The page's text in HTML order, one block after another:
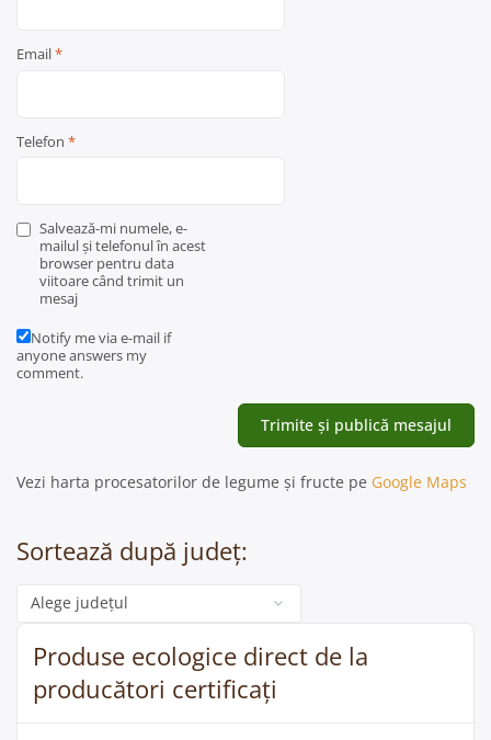
Email*
Telefon *
Salvează-mi numele, e-
mailul și telefonul în acest
browser pentru data
viitoare când trimit un
mesaj
Notify me via e-mail if
anyone answers my
comment.
Vezi harta procesatorilor de legume și fructe pe Google Maps
Sortează după județ:
Categorie
Produse ecologice direct de la
producători certificați